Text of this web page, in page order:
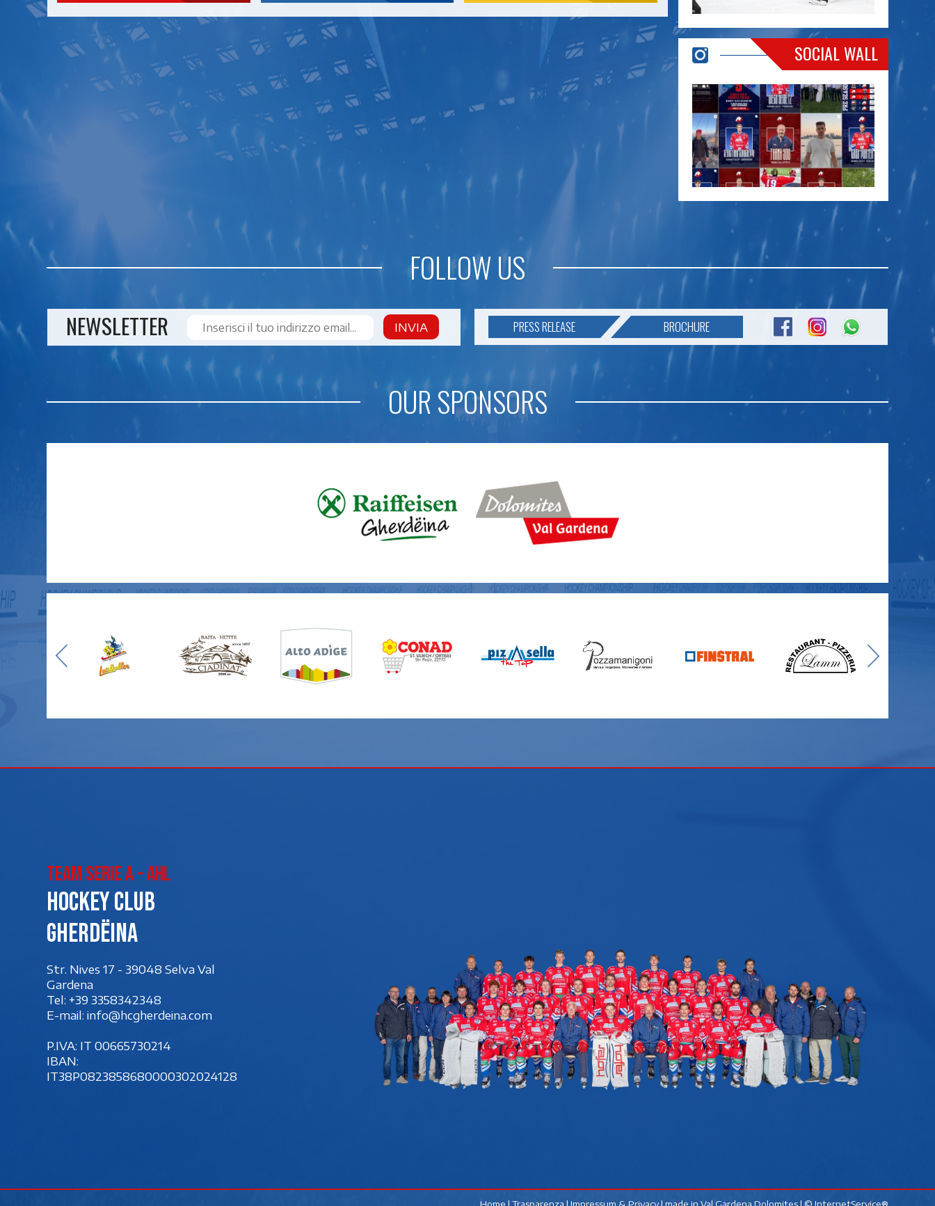
SOCIAL WALL
FOLLOW US
NEWSLETTER INVIA PRESS RELEASE BROCHURE
OUR SPONSORS
Team Serie A - AHL
Hockey club
Gherdëina
Str. Nives 17 - 39048 Selva Val
Gardena
Tel: +39 3358342348
E-mail: info@hcgherdeina.com
P.IVA: IT 00‍665730214
IBAN:
IT38P0823858680000302024128